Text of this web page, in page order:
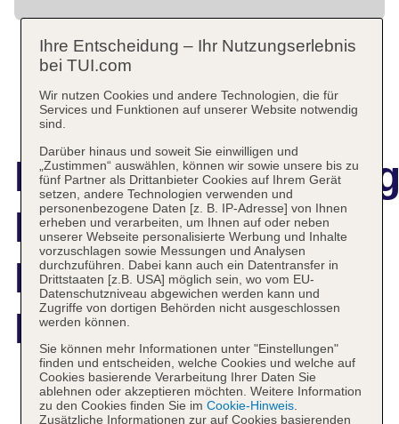
Best Western
Premier Parkhotel
Engelsburg
Das bietet Ihre Unterkunft
Ihre Entscheidung – Ihr Nutzungserlebnis
bei TUI.com
Wir nutzen Cookies und andere Technologien, die für
Services und Funktionen auf unserer Website notwendig
sind.
Darüber hinaus und soweit Sie einwilligen und
„Zustimmen“ auswählen, können wir sowie unsere bis zu
fünf Partner als Drittanbieter Cookies auf Ihrem Gerät
setzen, andere Technologien verwenden und
personenbezogene Daten [z. B. IP-Adresse] von Ihnen
erheben und verarbeiten, um Ihnen auf oder neben
unserer Webseite personalisierte Werbung und Inhalte
vorzuschlagen sowie Messungen und Analysen
durchzuführen. Dabei kann auch ein Datentransfer in
Drittstaaten [z.B. USA] möglich sein, wo vom EU-
Datenschutzniveau abgewichen werden kann und
Zugriffe von dortigen Behörden nicht ausgeschlossen
werden können.
Sie können mehr Informationen unter "Einstellungen"
finden und entscheiden, welche Cookies und welche auf
Cookies basierende Verarbeitung Ihrer Daten Sie
ablehnen oder akzeptieren möchten. Weitere Information
zu den Cookies finden Sie im Cookie-Hinweis.
Zusätzliche Informationen zur auf Cookies basierenden